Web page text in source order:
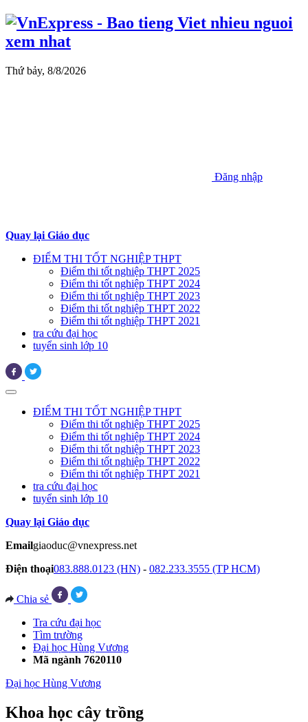
Thứ bảy, 8/8/2026
Đăng nhập
Quay lại Giáo dục
ĐIỂM THI TỐT NGHIỆP THPT
Điểm thi tốt nghiệp THPT 2025
Điểm thi tốt nghiệp THPT 2024
Điểm thi tốt nghiệp THPT 2023
Điểm thi tốt nghiệp THPT 2022
Điểm thi tốt nghiệp THPT 2021
tra cứu đại học
tuyển sinh lớp 10
ĐIỂM THI TỐT NGHIỆP THPT
Điểm thi tốt nghiệp THPT 2025
Điểm thi tốt nghiệp THPT 2024
Điểm thi tốt nghiệp THPT 2023
Điểm thi tốt nghiệp THPT 2022
Điểm thi tốt nghiệp THPT 2021
tra cứu đại học
tuyển sinh lớp 10
Quay lại Giáo dục
Emailgiaoduc@vnexpress.net
Điện thoại083.888.0123 (HN) - 082.233.3555 (TP HCM)
Chia sẻ
Tra cứu đại học
Tìm trường
Đại học Hùng Vương
Mã ngành 7620110
Đại học Hùng Vương
Khoa học cây trồng